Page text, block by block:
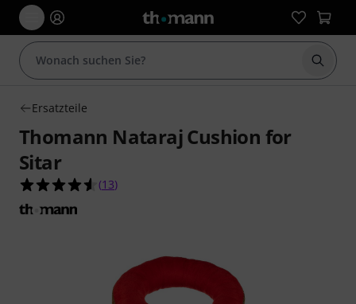
Suche
Ersatzteile
Thomann Nataraj Cushion for
Sitar
4.5 von 5 Sternen aus 13 Kundenbewertungen
(13)